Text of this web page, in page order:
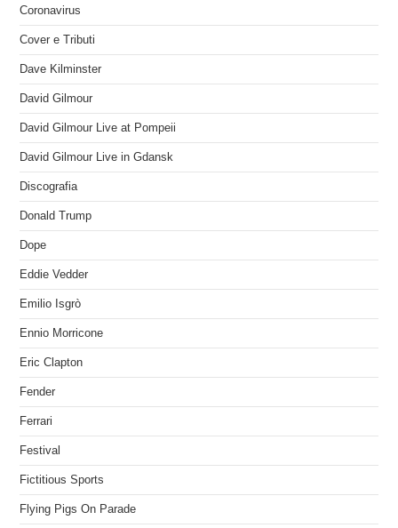
Coronavirus
Cover e Tributi
Dave Kilminster
David Gilmour
David Gilmour Live at Pompeii
David Gilmour Live in Gdansk
Discografia
Donald Trump
Dope
Eddie Vedder
Emilio Isgrò
Ennio Morricone
Eric Clapton
Fender
Ferrari
Festival
Fictitious Sports
Flying Pigs On Parade